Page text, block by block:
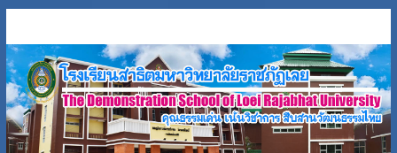
to
content